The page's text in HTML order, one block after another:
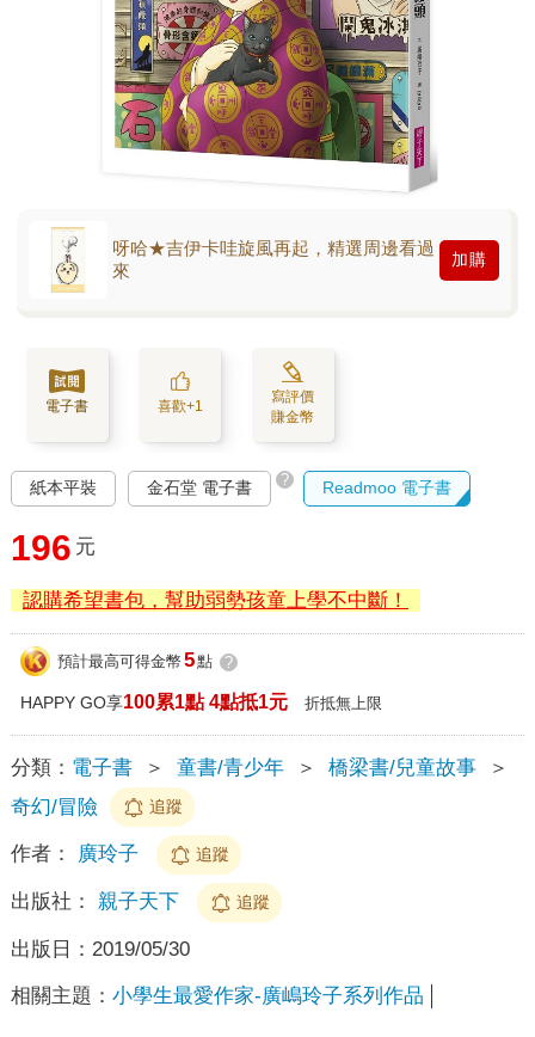
呀哈★吉伊卡哇旋風再起，精選周邊看過
來
加購
電子書 喜歡+1
寫評價
賺金幣
紙本平裝 金石堂 電子書 ? Readmoo 電子書
196 元
認購希望書包，幫助弱勢孩童上學不中斷！
預計最高可得金幣 5點 ?
HAPPY GO享100累1點 4點抵1元 折抵無上限
分類： 電子書 ＞ 童書/青少年 ＞ 橋梁書/兒童故事
＞
奇幻/冒險
追蹤
作者： 廣玲子 追蹤
出版社： 親子天下 追蹤
出版日： 2019/05/30
相關主題： 小學生最愛作家-廣嶋玲子系列作品